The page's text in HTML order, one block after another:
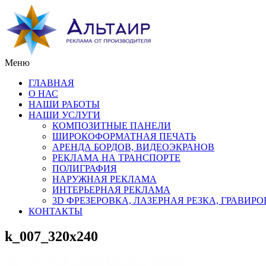
Меню
ГЛАВНАЯ
О НАС
НАШИ РАБОТЫ
НАШИ УСЛУГИ
КОМПОЗИТНЫЕ ПАНЕЛИ
ШИРОКОФОРМАТНАЯ ПЕЧАТЬ
АРЕНДА БОРДОВ, ВИДЕОЭКРАНОВ
РЕКЛАМА НА ТРАНСПОРТЕ
ПОЛИГРАФИЯ
НАРУЖНАЯ РЕКЛАМА
ИНТЕРЬЕРНАЯ РЕКЛАМА
3D ФРЕЗЕРОВКА, ЛАЗЕРНАЯ РЕЗКА,
КОНТАКТЫ
k_007_320x240